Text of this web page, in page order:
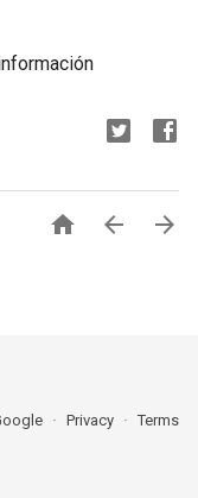
  
Privacy Terms